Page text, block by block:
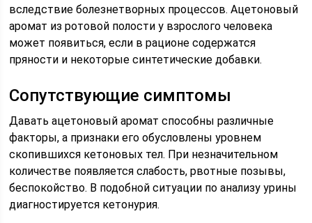
вследствие болезнетворных процессов. Ацетоновый
аромат из ротовой полости у взрослого человека
может появиться, если в рационе содержатся
пряности и некоторые синтетические добавки.
Сопутствующие симптомы
Давать ацетоновый аромат способны различные
факторы, а признаки его обусловлены уровнем
скопившихся кетоновых тел. При незначительном
количестве появляется слабость, рвотные позывы,
беспокойство. В подобной ситуации по анализу урины
диагностируется кетонурия.